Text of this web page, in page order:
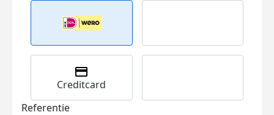
Creditcard
Referentie